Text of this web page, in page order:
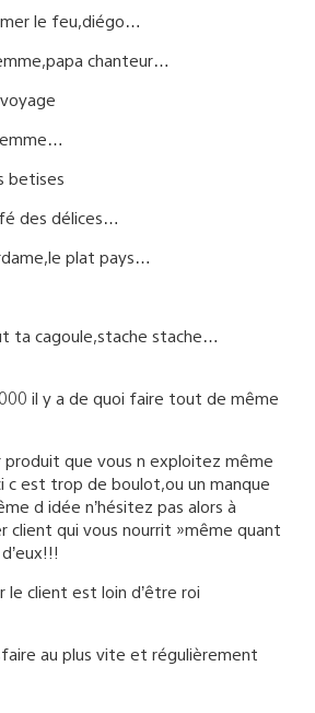
le feu,diégo…
chanteur…
betises
des délices…
plat pays…
ta cagoule,stache stache…
il y a de quoi faire tout de même
produit que vous n exploitez même
c est trop de boulot,ou un manque
d idée n’hésitez pas alors à
client qui vous nourrit »même quant
le client est loin d’être roi
au plus vite et régulièrement